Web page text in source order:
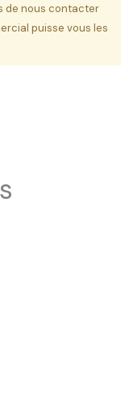
de nous contacter
puisse vous les